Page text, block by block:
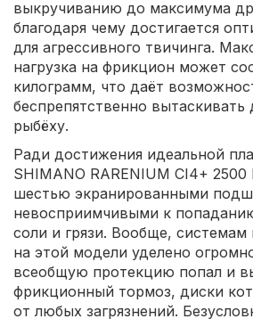
выкручиванию до максимума
благодаря чему достигается
для агрессивного твичинга.
нагрузка на фрикцион может
килограмм, что даёт
беспрепятственно
рыбёху.
Ради достижения идеальной
SHIMANO RARENIUM CI4+
шестью экранированными
невосприимчивыми к
соли и грязи. Вообще,
на этой модели уделено
всеобщую протекцию попал и
фрикционный тормоз, диски
от любых загрязнений.